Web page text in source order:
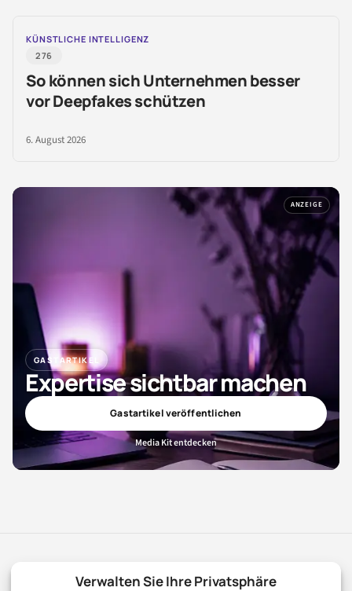
Verwalten Sie Ihre Privatsphäre
KÜNSTLICHE INTELLIGENZ
276
So können sich Unternehmen besser
vor Deepfakes schützen
6. August 2026
ANZEIGE
GASTARTIKEL
Expertise sichtbar machen
Gastartikel veröffentlichen
Media Kit entdecken
magazin .de